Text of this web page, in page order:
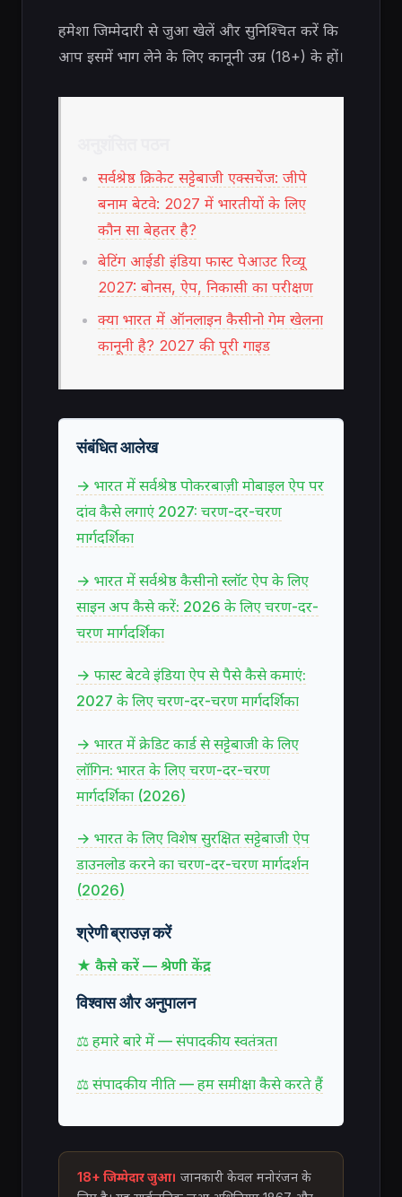
हमेशा जिम्मेदारी से जुआ खेलें और सुनिश्चित करें कि
आप इसमें भाग लेने के लिए कानूनी उम्र (18+) के हों।
सर्वश्रेष्ठ क्रिकेट सट्टेबाजी एक्सचेंज: जीपे
बनाम बेटवे: 2027 में भारतीयों के लिए
कौन सा बेहतर है?
बेटिंग आईडी इंडिया फास्ट पेआउट रिव्यू
2027: बोनस, ऐप, निकासी का परीक्षण
क्या भारत में ऑनलाइन कैसीनो गेम खेलना
कानूनी है? 2027 की पूरी गाइड
संबंधित आलेख
→ भारत में सर्वश्रेष्ठ पोकरबाज़ी मोबाइल ऐप पर
दांव कैसे लगाएं 2027: चरण-दर-चरण
मार्गदर्शिका
→ भारत में सर्वश्रेष्ठ कैसीनो स्लॉट ऐप के लिए
साइन अप कैसे करें: 2026 के लिए चरण-दर-
चरण मार्गदर्शिका
→ फास्ट बेटवे इंडिया ऐप से पैसे कैसे कमाएं:
2027 के लिए चरण-दर-चरण मार्गदर्शिका
→ भारत में क्रेडिट कार्ड से सट्टेबाजी के लिए
लॉगिन: भारत के लिए चरण-दर-चरण
मार्गदर्शिका (2026)
→ भारत के लिए विशेष सुरक्षित सट्टेबाजी ऐप
डाउनलोड करने का चरण-दर-चरण मार्गदर्शन
(2026)
श्रेणी ब्राउज़ करें
★ कैसे करें — श्रेणी केंद्र
विश्वास और अनुपालन
⚖ हमारे बारे में — संपादकीय स्वतंत्रता
⚖ संपादकीय नीति — हम समीक्षा कैसे करते हैं
18+ जिम्मेदार जुआ। जानकारी केवल मनोरंजन के